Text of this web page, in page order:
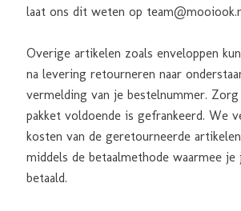
laat ons dit weten op
Overige artikelen zoals enveloppen
na levering retourneren naar
vermelding van je bestelnummer.
pakket voldoende is gefrankeerd. We
kosten van de geretourneerde
middels de betaalmethode waarmee
betaald.